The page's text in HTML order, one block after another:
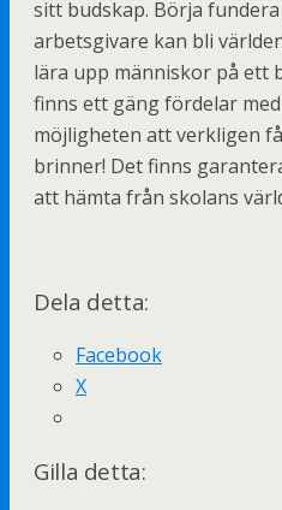
sitt budskap. Börja
arbetsgivare kan bli
lära upp människor på ett
finns ett gäng fördelar
möjligheten att verkligen
brinner! Det finns
att hämta från skolans
Dela detta:
Facebook
X
Gilla detta: